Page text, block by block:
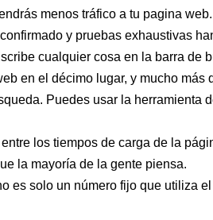
menos tráfico a tu pagina web.
y pruebas exhaustivas
cualquier cosa en la barra de
en el décimo lugar, y mucho más
Puedes usar la herramienta
los tiempos de carga de la
la mayoría de la gente piensa.
es solo un número fijo que utiliza